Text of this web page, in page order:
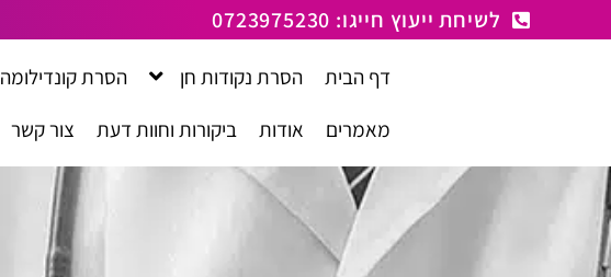
לשיחת ייעוץ חייגו: 0723975230
דף הבית הסרת נקודות חן הסרת קונדילומה
מאמרים
אודות ביקורות וחוות דעת צור קשר